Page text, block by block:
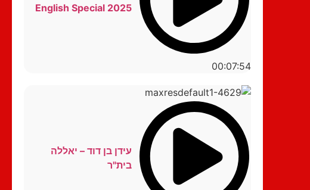
00:07:54
English Special 2025
עידן בן דוד – יאללה
בית"ר